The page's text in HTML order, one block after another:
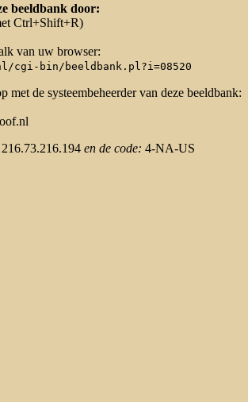
beeldbank door:
Ctrl+Shift+R)
van uw browser:
cgi-bin/beeldbank.pl?i=08520
met de systeembeheerder van deze beeldbank:
216.73.216.194 en de code: 4-NA-US